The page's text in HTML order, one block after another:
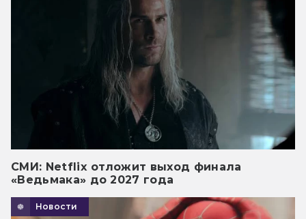
СМИ: Netflix отложит выход финала
«Ведьмака» до 2027 года
Новости